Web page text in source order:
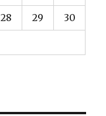
28 29 30